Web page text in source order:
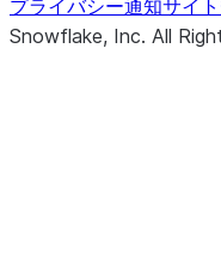
プライバシー通知サイ
Snowflake, Inc. All